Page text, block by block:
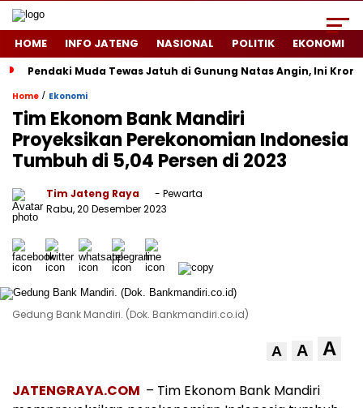
HOME INFO JATENG NASIONAL POLITIK EKONOMI
Pendaki Muda Tewas Jatuh di Gunung Natas Angin, Ini
Home / Ekonomi
Tim Ekonom Bank Mandiri
Proyeksikan Perekonomian Indonesia
Tumbuh di 5,04 Persen di 2023
Tim Jateng Raya
- Pewarta
Rabu, 20 Desember 2023
Gedung Bank Mandiri. (Dok. Bankmandiri.co.id)
A A A
JATENGRAYA.COM – Tim Ekonom Bank Mandiri